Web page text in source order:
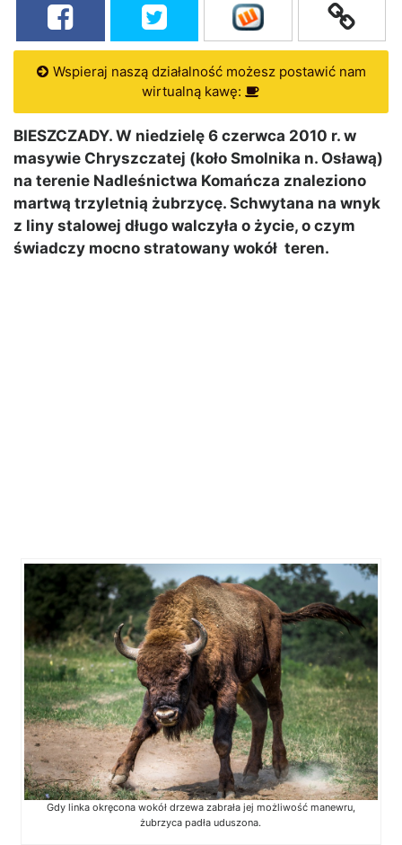
Wspieraj naszą działalność możesz postawić nam
wirtualną kawę:
BIESZCZADY. W niedzielę 6 czerwca 2010 r. w
masywie Chryszczatej (koło Smolnika n. Osławą)
na terenie Nadleśnictwa Komańcza znaleziono
martwą trzyletnią żubrzycę. Schwytana na wnyk
z liny stalowej długo walczyła o życie, o czym
świadczy mocno stratowany wokół teren.
Gdy linka okręcona wokół drzewa zabrała jej możliwość manewru,
żubrzyca padła uduszona.